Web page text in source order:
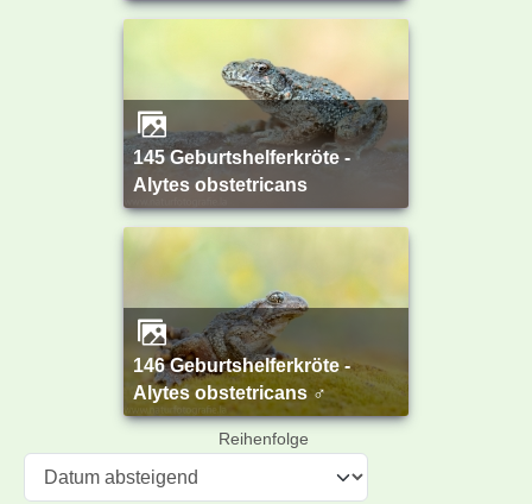
145 Geburtshelferkröte -
Alytes obstetricans
146 Geburtshelferkröte -
Alytes obstetricans ♂
Reihenfolge